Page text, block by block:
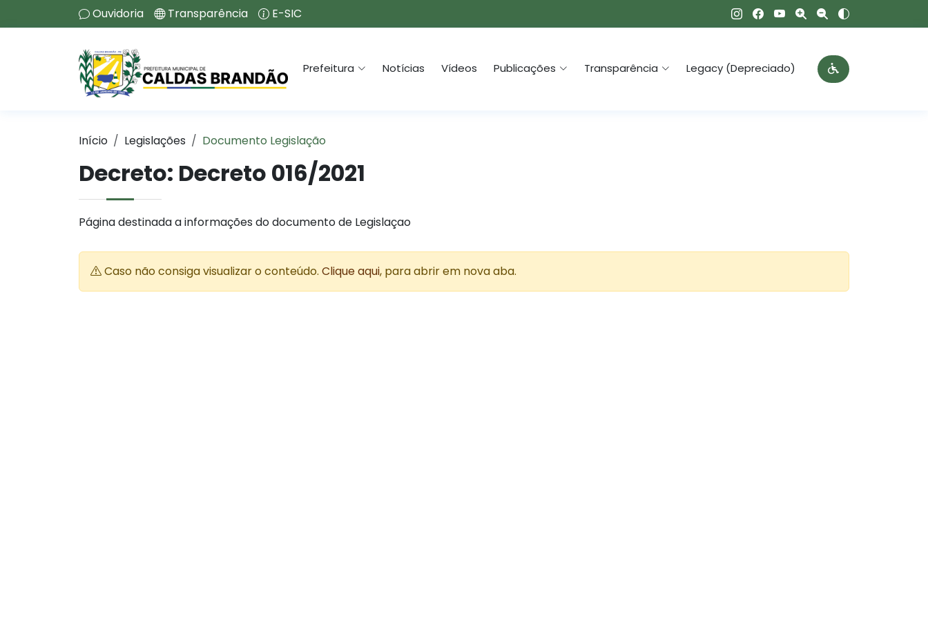
Ouvidoria Transparência E-SIC
Prefeitura Notícias Vídeos Publicações Transparência Legacy (Depreciado)
Início Legislações Documento Legislação
Decreto: Decreto 016/2021
Página destinada a informações do documento de Legislaçao
Caso não consiga visualizar o conteúdo. Clique aqui, para abrir em nova aba.